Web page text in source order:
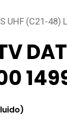
UHF (C21-48)